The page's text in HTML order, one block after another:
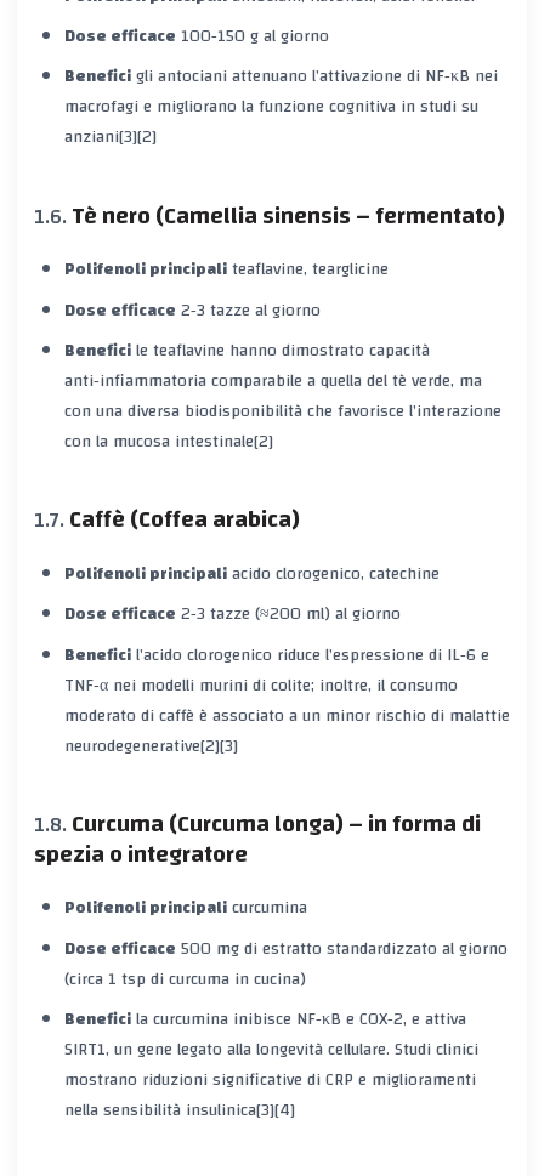
Dose efficace 100‑150 g al giorno
Beneficigli antociani attenuano l’attivazione di NF‑κB nei
macrofagi e migliorano la funzione cognitiva in studi su
anziani[3][2]
Tè nero (Camellia sinensis – fermentato)
Polifenoli principaliteaflavine, tearglicine
Dose efficace2‑3 tazze al giorno
Beneficile teaflavine hanno dimostrato capacità
anti‑infiammatoria comparabile a quella del tè verde, ma
con una diversa biodisponibilità che favorisce l’interazione
con la mucosa intestinale[2]
Caffè (Coffea arabica)
Polifenoli principaliacido clorogenico, catechine
Dose efficace2‑3 tazze (≈200 ml) al giorno
Beneficil’acido clorogenico riduce l’espressione di IL‑6 e
TNF‑α nei modelli murini di colite; inoltre, il consumo
moderato di caffè è associato a un minor rischio di malattie
neurodegenerative[2][3]
Curcuma (Curcuma longa) – in forma di
spezia o integratore
Polifenoli principalicurcumina
Dose efficace500 mg di estratto standardizzato al giorno
(circa 1 tsp di curcuma in cucina)
Beneficila curcumina inibisce NF‑κB e COX‑2, e attiva
SIRT1, un gene legato alla longevità cellulare. Studi clinici
mostrano riduzioni significative di CRP e miglioramenti
nella sensibilità insulinica[3][4]